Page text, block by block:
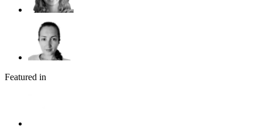
Featured in